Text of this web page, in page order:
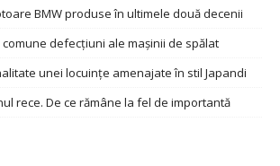
BMW produse în ultimele două decenii
comune defecțiuni ale mașinii de spălat
unei locuințe amenajate în stil Japandi
rece. De ce rămâne la fel de importantă